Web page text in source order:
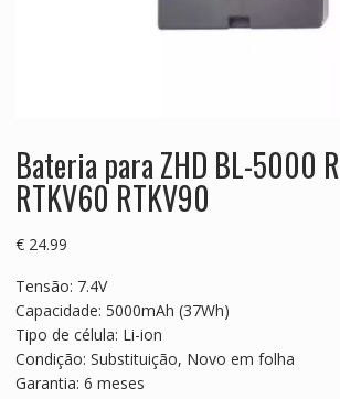
Bateria para ZHD BL-5000
RTKV60 RTKV90
€24.99
Tensão: 7.4V
Capacidade: 5000mAh (37Wh)
Tipo de célula: Li-ion
Condição: Substituição, Novo em folha
Garantia: 6 meses